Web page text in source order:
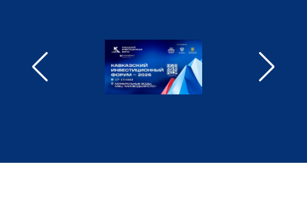
"Кизилюртовский район"
Отдел муниципального контроля